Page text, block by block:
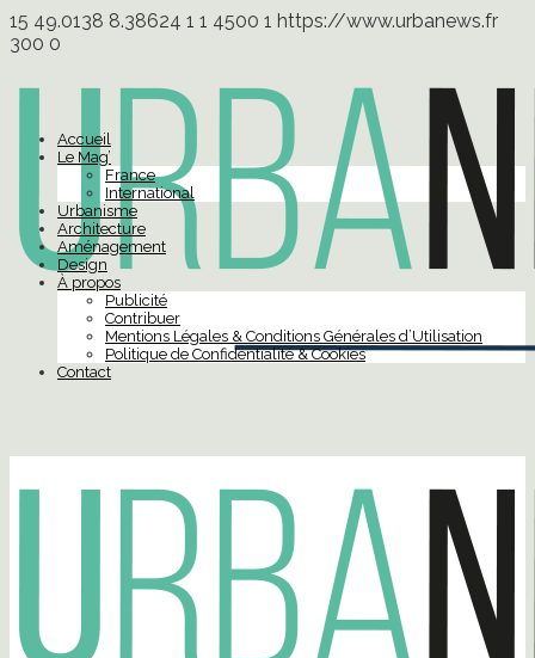
15 49.0138 8.38624 1 1 4500 1 https://www.urbanews.fr
300 0
Accueil
Le Mag’
France
International
Urbanisme
Architecture
Aménagement
Design
À propos
Publicité
Contribuer
Mentions Légales & Conditions Générales d’Utilisation
Politique de Confidentialité & Cookies
Contact